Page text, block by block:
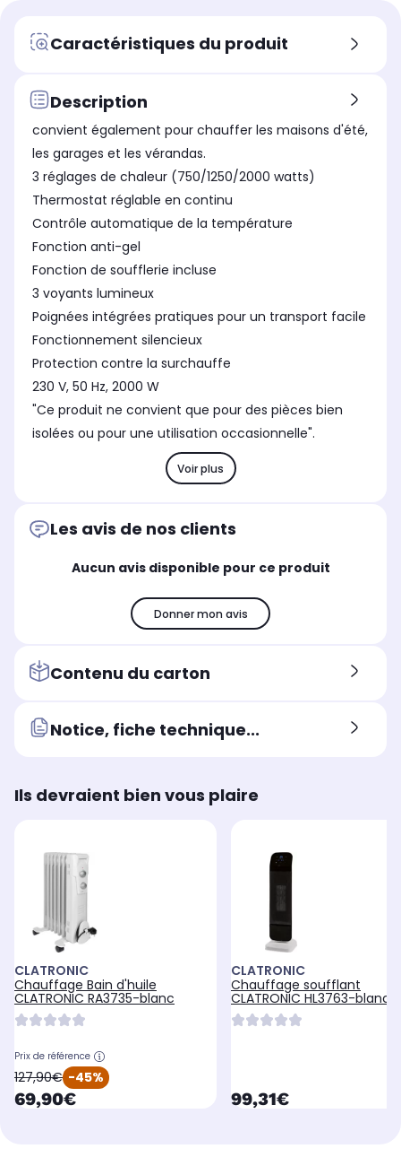
Type
Radiateur électrique
-
Position ventilation
-
Compatible Salle de bain
-
Type
Radiateur électrique
Position ventilation
Non
Oscillation
Non
Norme IP24 : Protège votre
Caractéristiques du produit
Description
convient également pour chauffer les maisons d'été,
les garages et les vérandas.
3 réglages de chaleur (750/1250/2000 watts)
Thermostat réglable en continu
Contrôle automatique de la température
Fonction anti-gel
Fonction de soufflerie incluse
3 voyants lumineux
Poignées intégrées pratiques pour un transport facile
Fonctionnement silencieux
Protection contre la surchauffe
230 V, 50 Hz, 2000 W
"Ce produit ne convient que pour des pièces bien
isolées ou pour une utilisation occasionnelle".
Voir plus
Les avis de nos clients
Aucun avis disponible pour ce produit
Donner mon avis
Contenu du carton
Notice, fiche technique...
Ils devraient bien vous plaire
CLATRONIC
Chauffage Bain d'huile
CLATRONIC RA3735-blanc
Prix de référence
oldPrice
127,90€ -45%
currentPrice
69,90€
CLATRONIC
Chauffage soufflant
CLATRONIC HL3763-blanc
currentPrice
99,31€